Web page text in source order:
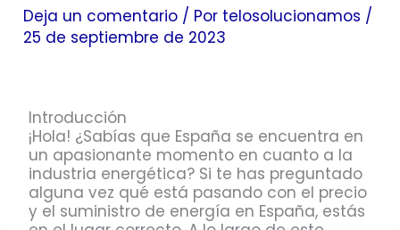
Deja un comentario / Por telosolucionamos /
25 de septiembre de 2023
Introducción
¡Hola! ¿Sabías que España se encuentra en
un apasionante momento en cuanto a la
industria energética? Si te has preguntado
alguna vez qué está pasando con el precio
y el suministro de energía en España, estás